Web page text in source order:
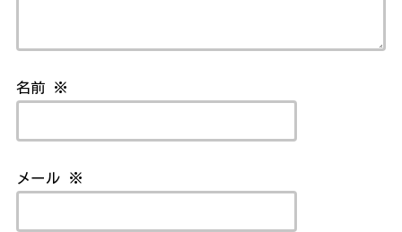
名前 ※
メール ※